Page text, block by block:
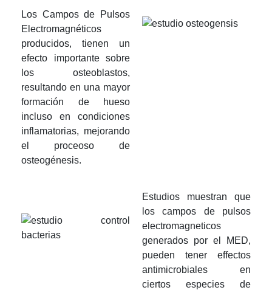
Los Campos de Pulsos
Electromagnéticos
producidos, tienen un
efecto importante sobre
los osteoblastos,
resultando en una mayor
formación de hueso
incluso en condiciones
inflamatorias, mejorando
el proceoso de
osteogénesis.
Estudios muestran que
los campos de pulsos
electromagneticos
generados por el MED,
pueden tener effectos
antimicrobiales en
ciertos especies de